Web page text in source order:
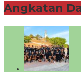
Angkatan